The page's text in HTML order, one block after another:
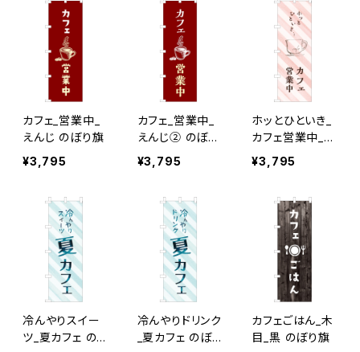
カフェ_営業中_
えんじ のぼり旗
¥3,795
カフェ_営業中_
えんじ② のぼり
旗
¥3,795
ホッとひといき_
カフェ営業中_ピ
ンクストライプ
のぼり旗
¥3,795
冷んやりスイー
ツ_夏カフェ の
冷んやりドリンク
_夏カフェ のぼり
カフェごはん_木
目_黒 のぼり旗